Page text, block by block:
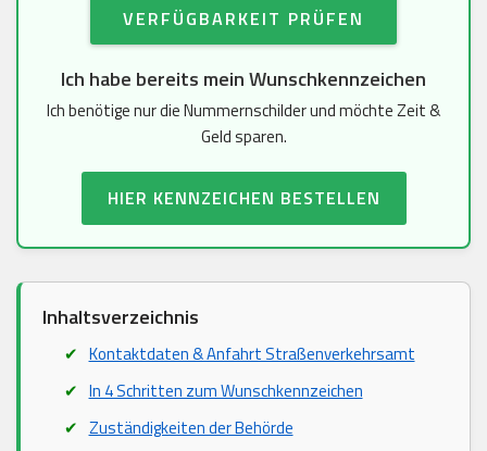
VERFÜGBARKEIT PRÜFEN
Ich habe bereits mein Wunschkennzeichen
Ich benötige nur die Nummernschilder und möchte Zeit &
Geld sparen.
HIER KENNZEICHEN BESTELLEN
Inhaltsverzeichnis
Kontaktdaten & Anfahrt Straßenverkehrsamt
In 4 Schritten zum Wunschkennzeichen
Zuständigkeiten der Behörde